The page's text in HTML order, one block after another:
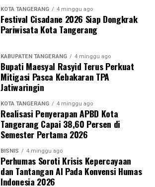
KOTA TANGERANG 4 minggu ago
Festival Cisadane 2026 Siap Dongkrak
Pariwisata Kota Tangerang
KABUPATEN TANGERANG 4 minggu ago
Bupati Maesyal Rasyid Terus Perkuat
Mitigasi Pasca Kebakaran TPA
Jatiwaringin
KOTA TANGERANG 4 minggu ago
Realisasi Penyerapan APBD Kota
Tangerang Capai 38,60 Persen di
Semester Pertama 2026
BISNIS 4 minggu ago
Perhumas Soroti Krisis Kepercayaan
dan Tantangan AI Pada Konvensi Humas
Indonesia 2026